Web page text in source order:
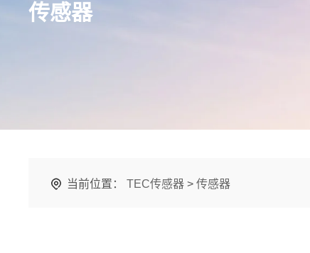
传感器
当前位置： TEC传感器 > 传感器